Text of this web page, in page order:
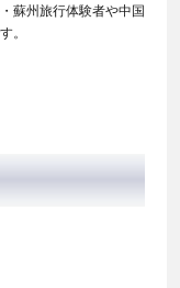
蘇州旅行体験者や中国
。